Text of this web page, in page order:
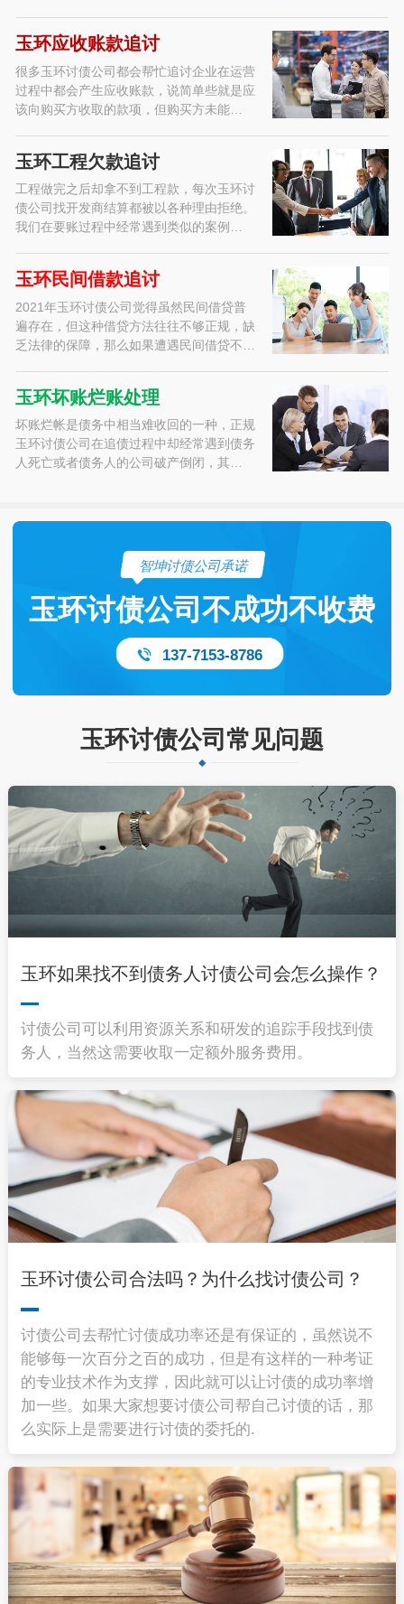
玉环应收账款追讨
很多玉环讨债公司都会帮忙追讨企业在运营
过程中都会产生应收账款，说简单些就是应
该向购买方收取的款项，但购买方未能…
玉环工程欠款追讨
工程做完之后却拿不到工程款，每次玉环讨
债公司找开发商结算都被以各种理由拒绝。
我们在要账过程中经常遇到类似的案例…
玉环民间借款追讨
2021年玉环讨债公司觉得虽然民间借贷普
遍存在，但这种借贷方法往往不够正规，缺
乏法律的保障，那么如果遭遇民间借贷不…
玉环坏账烂账处理
坏账烂帐是债务中相当难收回的一种，正规
玉环讨债公司在追债过程中却经常遇到债务
人死亡或者债务人的公司破产倒闭，其…
智坤讨债公司承诺
玉环讨债公司不成功不收费
137-7153-8786
玉环讨债公司常见问题
玉环如果找不到债务人讨债公司会怎么操作？
讨债公司可以利用资源关系和研发的追踪手段找到债
务人，当然这需要收取一定额外服务费用。
玉环讨债公司合法吗？为什么找讨债公司？
讨债公司去帮忙讨债成功率还是有保证的，虽然说不
能够每一次百分之百的成功，但是有这样的一种考证
的专业技术作为支撑，因此就可以让讨债的成功率增
加一些。如果大家想要讨债公司帮自己讨债的话，那
么实际上是需要进行讨债的委托的.